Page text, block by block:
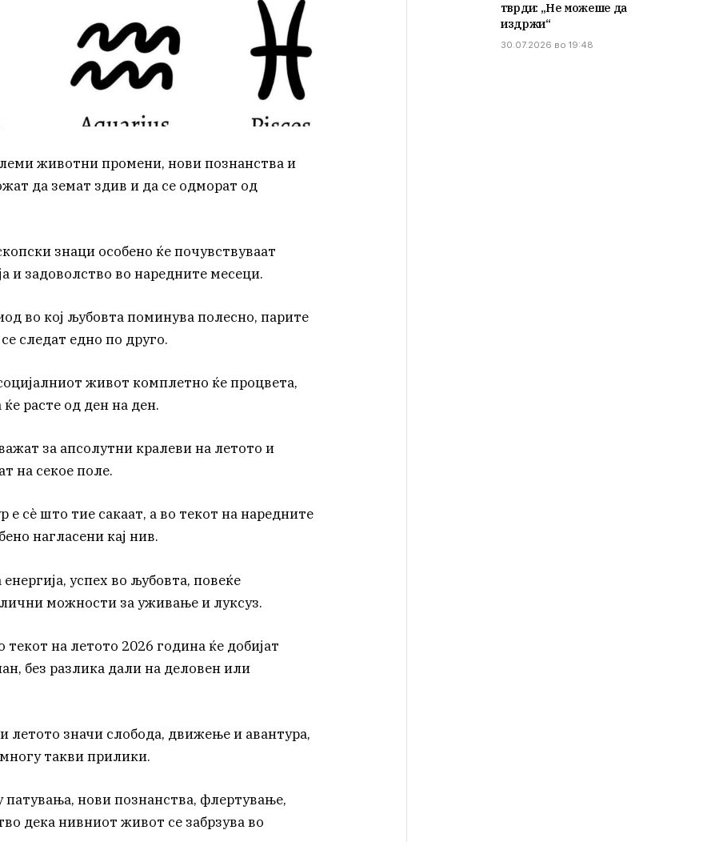
животни промени, нови познанства и
да земат здив и да се одморат од
знаци особено ќе почувствуваат
и задоволство во наредните месеци.
во кој љубовта поминува полесно, парите
следат едно по друго.
живот комплетно ќе процвета,
расте од ден на ден.
за апсолутни кралеви на летото и
на секое поле.
сè што тие сакаат, а во текот на наредните
нагласени кај нив.
успех во љубовта, повеќе
можности за уживање и луксуз.
на летото 2026 година ќе добијат
без разлика дали на деловен или
летото значи слобода, движење и авантура,
такви прилики.
нови познанства, флертување,
дека нивниот живот се забрзува во
тврди: „Не можеше да
издржи“
30.07.2026 во 19:48